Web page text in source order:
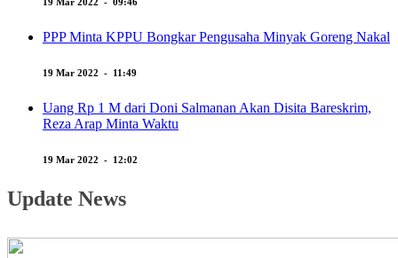
PPP Minta KPPU Bongkar Pengusaha Minyak Goreng Nakal
19 Mar 2022 - 11:49
Uang Rp 1 M dari Doni Salmanan Akan Disita Bareskrim,
Reza Arap Minta Waktu
19 Mar 2022 - 12:02
Update News